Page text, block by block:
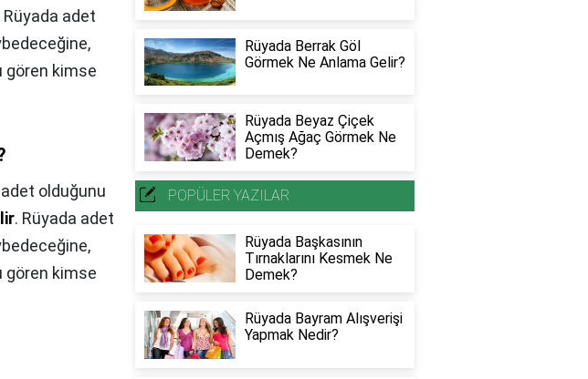
Rüyada adet
gören kimse
olduğunu
. Rüyada adet
gören kimse
Rüyada Berrak Göl
Görmek Ne Anlama Gelir?
Rüyada Beyaz Çiçek
Açmış Ağaç Görmek Ne
Demek?
POPÜLER YAZILAR
Rüyada Başkasının
Tırnaklarını Kesmek Ne
Demek?
Rüyada Bayram Alışverişi
Yapmak Nedir?